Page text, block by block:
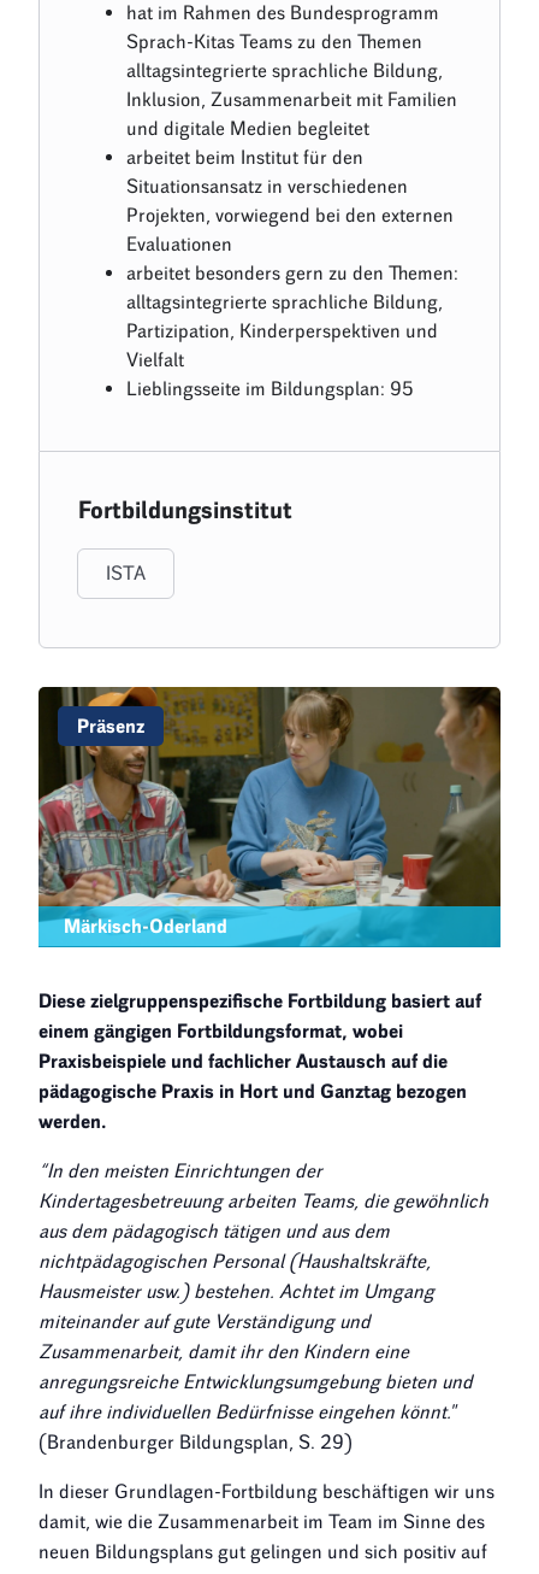
Präsenz
Märkisch-Oderland
Diese zielgruppenspezifische Fortbildung basiert auf
einem gängigen Fortbildungsformat, wobei
Praxisbeispiele und fachlicher Austausch auf die
pädagogische Praxis in Hort und Ganztag bezogen
werden.
“In den meisten Einrichtungen der
Kindertagesbetreuung arbeiten Teams, die gewöhnlich
aus dem pädagogisch tätigen und aus dem
nichtpädagogischen Personal (Haushaltskräfte,
Hausmeister usw.) bestehen. Achtet im Umgang
miteinander auf gute Verständigung und
Zusammenarbeit, damit ihr den Kindern eine
anregungsreiche Entwicklungsumgebung bieten und
auf ihre individuellen Bedürfnisse eingehen könnt.”
(Brandenburger Bildungsplan, S. 29)
In dieser Grundlagen-Fortbildung beschäftigen wir uns
damit, wie die Zusammenarbeit im Team im Sinne des
neuen Bildungsplans gut gelingen und sich positiv auf
hat im Rahmen des Bundesprogramm
Sprach-Kitas Teams zu den Themen
alltagsintegrierte sprachliche Bildung,
Inklusion, Zusammenarbeit mit Familien
und digitale Medien begleitet
arbeitet beim Institut für den
Situationsansatz in verschiedenen
Projekten, vorwiegend bei den externen
Evaluationen
arbeitet besonders gern zu den Themen:
alltagsintegrierte sprachliche Bildung,
Partizipation, Kinderperspektiven und
Vielfalt
Lieblingsseite im Bildungsplan: 95
Fortbildungsinstitut
ISTA